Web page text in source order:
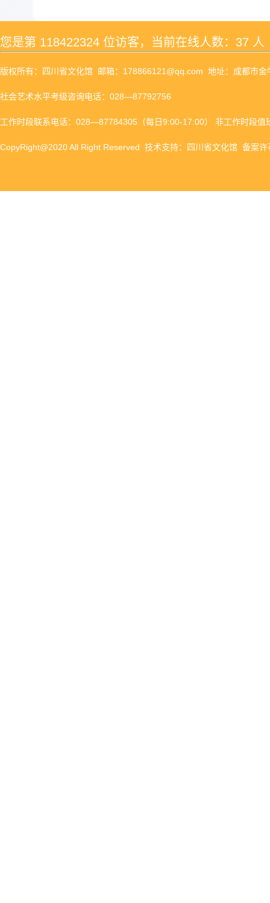
您是第 118422324 位访客，当前在线人数：37 人
版权所有：四川省文化馆 邮箱：178866121@qq.com 地址：成都市金
社会艺术水平考级咨询电话：028—87792756
工作时段联系电话：028—87784305（每日9:00-17:00） 非工作时段
CopyRight@2020 All Right Reserved 技术支持：四川省文化馆 备案